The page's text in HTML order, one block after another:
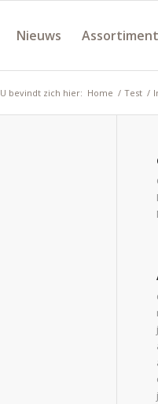
Nieuws Assortiment
U bevindt zich hier: Home / Test /